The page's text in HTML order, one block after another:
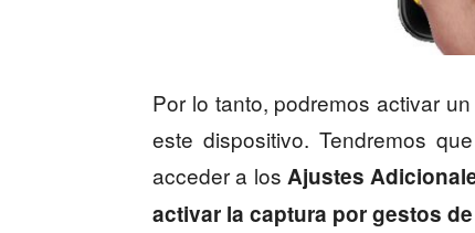
Por lo tanto, podremos activar
este dispositivo. Tendremos
acceder a los Ajustes
activar la captura por gestos